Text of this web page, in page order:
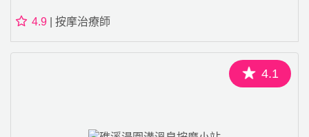
4.9 | 按摩治療師
4.1